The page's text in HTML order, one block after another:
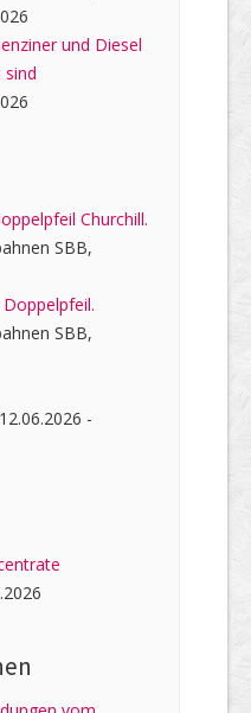
und Diesel
Churchill.
SBB,
SBB,
-